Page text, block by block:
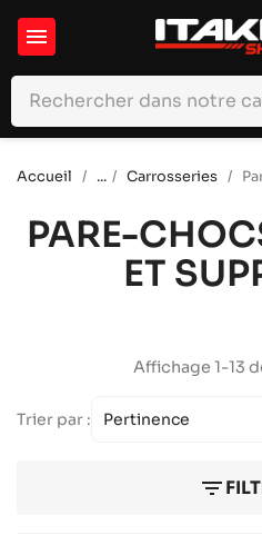

Accueil ... Carrosseries
PARE-
ET
Affichage 1-13
Trier par : Pertinence
filter_list